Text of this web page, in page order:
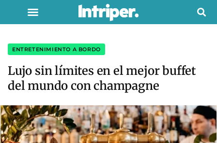
ENTRETENIMIENTO A BORDO
Lujo sin límites en el mejor buffet
del mundo con champagne